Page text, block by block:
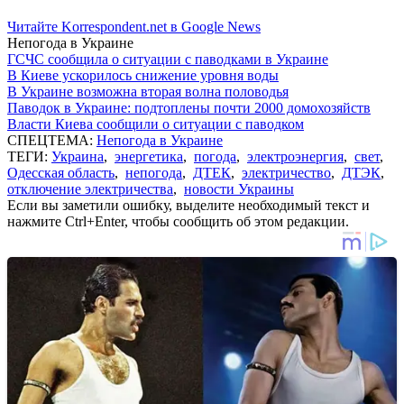
Читайте Korrespondent.net в Google News
Непогода в Украине
ГСЧС сообщила о ситуации с паводками в Украине
В Киеве ускорилось снижение уровня воды
В Украине возможна вторая волна половодья
Паводок в Украине: подтоплены почти 2000 домохозяйств
Власти Киева сообщили о ситуации с паводком
СПЕЦТЕМА: Непогода в Украине
ТЕГИ: Украина, энергетика, погода, электроэнергия, свет,
Одесская область, непогода, ДТЕК, электричество, ДТЭК,
отключение электричества, новости Украины
Если вы заметили ошибку, выделите необходимый текст и
нажмите Ctrl+Enter, чтобы сообщить об этом редакции.